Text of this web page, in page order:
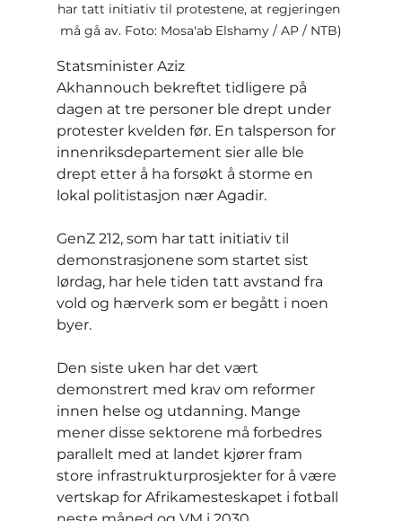
har tatt initiativ til protestene, at regjeringen
må gå av. Foto: Mosa'ab Elshamy / AP / NTB)
Statsminister Aziz
Akhannouch bekreftet tidligere på
dagen at tre personer ble drept under
protester kvelden før. En talsperson for
innenriksdepartement sier alle ble
drept etter å ha forsøkt å storme en
lokal politistasjon nær Agadir.
GenZ 212, som har tatt initiativ til
demonstrasjonene som startet sist
lørdag, har hele tiden tatt avstand fra
vold og hærverk som er begått i noen
byer.
Den siste uken har det vært
demonstrert med krav om reformer
innen helse og utdanning. Mange
mener disse sektorene må forbedres
parallelt med at landet kjører fram
store infrastrukturprosjekter for å være
vertskap for Afrikamesteskapet i fotball